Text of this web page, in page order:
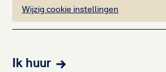
Wijzig cookie instellingen
Ik huur